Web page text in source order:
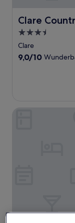
Clare
Clare Country
3.5-
Sterne-
Unterkunft
Clare
9.0
9,0/10